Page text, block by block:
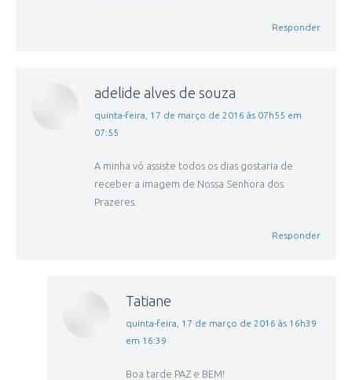
Responder
adelide alves de souza
disse:
quinta-feira, 17 de março de 2016 às 07h55 em
07:55
A minha vó assiste todos os dias gostaria de
receber a imagem de Nossa Senhora dos
Prazeres.
Responder
Tatiane
disse:
quinta-feira, 17 de março de 2016 às 16h39
em 16:39
Boa tarde PAZ e BEM!